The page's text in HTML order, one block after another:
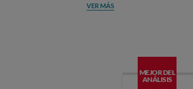
VER MÁS
MEJOR DEL
ANÁLISIS